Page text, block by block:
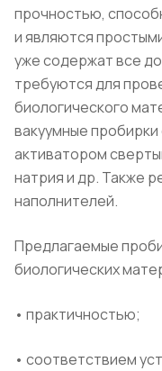
прочностью,
и являются
уже содержат все
требуются для
биологического
вакуумные
активатором
натрия и др. Также
наполнителей.
Предлагаемые
биологических
• практичностью;
• соответствием